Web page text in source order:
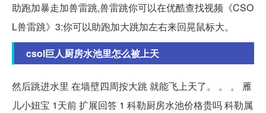
助跑加暴走加兽雷跳,兽雷跳你可以在优酷查找视频《CSO
L兽雷跳》3:你可以助跑加大跳加左右来回晃鼠标大。
csol巨人厨房水池里怎么被上天
然后跳进水里 在墙壁四周按大跳 就能飞上天了。 。 。 雁
儿小妞宝 1天前 扩展回答 1 科勒厨房水池价格贵吗 科勒属